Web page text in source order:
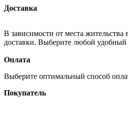
Доставка
В зависимости от места
доставки. Выберите любой удобный
Оплата
Выберите оптимальный способ
Покупатель